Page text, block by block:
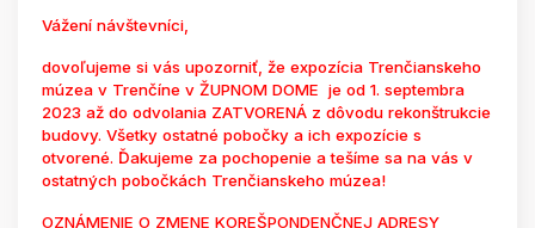
Vážení návštevníci,
dovoľujeme si vás upozorniť, že expozícia Trenčianskeho
múzea v Trenčíne v ŽUPNOM DOME je od 1. septembra
2023 až do odvolania ZATVORENÁ z dôvodu rekonštrukcie
budovy. Všetky ostatné pobočky a ich expozície s
otvorené. Ďakujeme za pochopenie a tešíme sa na vás v
ostatných pobočkách Trenčianskeho múzea!
OZNÁMENIE O ZMENE KOREŠPONDENČNEJ ADRESY